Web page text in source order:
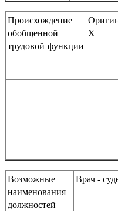
Происхождение
обобщенной
трудовой функции
X
Возможные
наименования
должностей
Врач -